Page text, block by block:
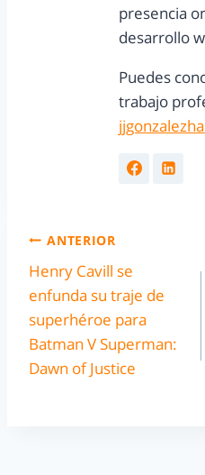
presencia
desarrollo
Puedes
trabajo
ANTERIOR
Henry Cavill se
enfunda su traje de
superhéroe para
Batman V Superman:
Dawn of Justice